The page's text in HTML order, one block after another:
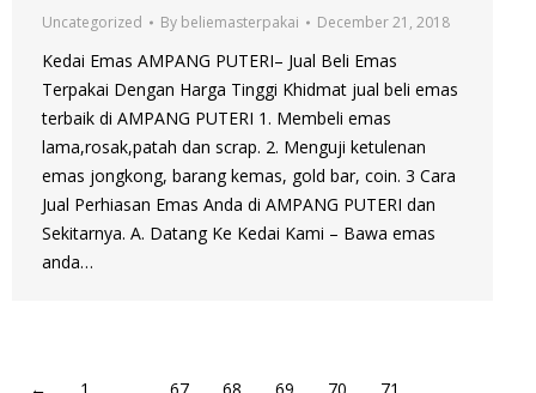
Uncategorized By beliemasterpakai December 21, 2018
Kedai Emas AMPANG PUTERI– Jual Beli Emas
Terpakai Dengan Harga Tinggi Khidmat jual beli emas
terbaik di AMPANG PUTERI 1. Membeli emas
lama,rosak,patah dan scrap. 2. Menguji ketulenan
emas jongkong, barang kemas, gold bar, coin. 3 Cara
Jual Perhiasan Emas Anda di AMPANG PUTERI dan
Sekitarnya. A. Datang Ke Kedai Kami – Bawa emas
anda…